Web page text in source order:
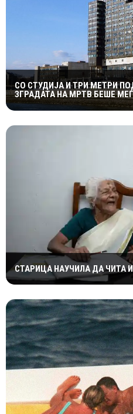
СО СТУДИЈА И ТРИ МЕТРИ
ЗГРАДАТА НА МРТВ БЕШЕ
ЈУГОСЛАВИЈА
СТАРИЦА НАУЧИЛА ДА ЧИТА